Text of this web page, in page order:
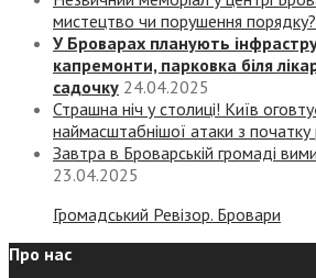
мистецтво чи порушення порядку?
У Броварах планують
капремонти, парковка біля
садочку 24.04.2025
Страшна ніч у столиці! Київ
наймасштабнішої атаки з початку
Завтра в Броварській громаді
23.04.2025
Громадський Ревізор. Бровари
Про нас